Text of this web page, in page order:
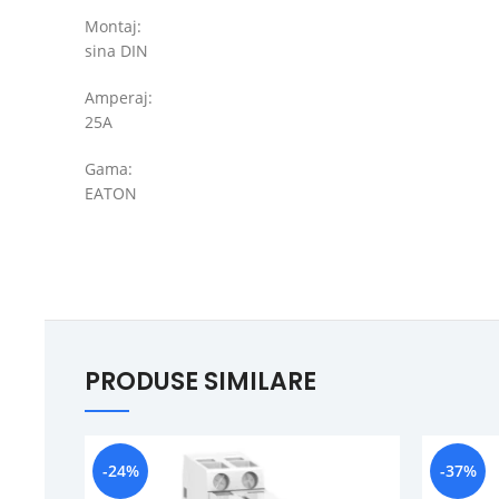
Montaj:
sina DIN
Amperaj:
25A
Gama:
EATON
PRODUSE SIMILARE
-24% -37%